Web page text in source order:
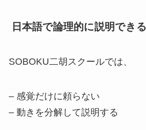
日本語で論理的に説明できる
SOBOKU二胡スクールでは、
– 感覚だけに頼らない
– 動きを分解して説明する